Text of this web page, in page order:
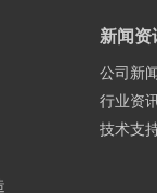
新闻资
公司新
行业资
技术支